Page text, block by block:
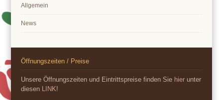
Allgemein
News
Öffnungszeiten / Preise
Unsere Öffnungszeiten und Eintrittspreise finden Sie hier unter
diesen LINK!